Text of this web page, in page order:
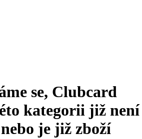
se, Clubcard
kategorii již není
je již zboží